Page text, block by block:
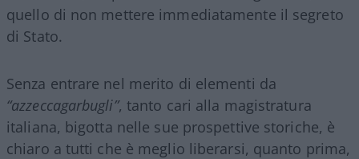
quello di non mettere immediatamente il segreto
di Stato.
Senza entrare nel merito di elementi da
“azzeccagarbugli”, tanto cari alla magistratura
italiana, bigotta nelle sue prospettive storiche, è
chiaro a tutti che è meglio liberarsi, quanto prima,